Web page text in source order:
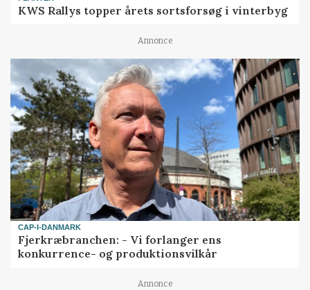
KWS Rallys topper årets sortsforsøg i vinterbyg
Annonce
CAP-I-DANMARK
Fjerkræbranchen: - Vi forlanger ens
konkurrence- og produktionsvilkår
Annonce